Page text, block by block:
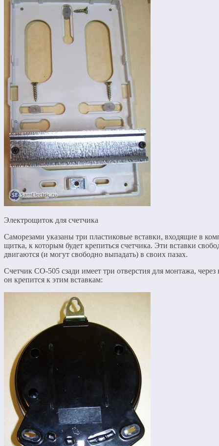
Электрощиток для счетчика
Саморезами указаны три пластиковые вставки, входящие в
щитка, к которым будет крепиться счетчика. Эти вставки
двигаются (и могут свободно выпадать) в своих пазах.
Счетчик СО-505 сзади имеет три отверстия для монтажа, через
он крепится к этим вставкам: